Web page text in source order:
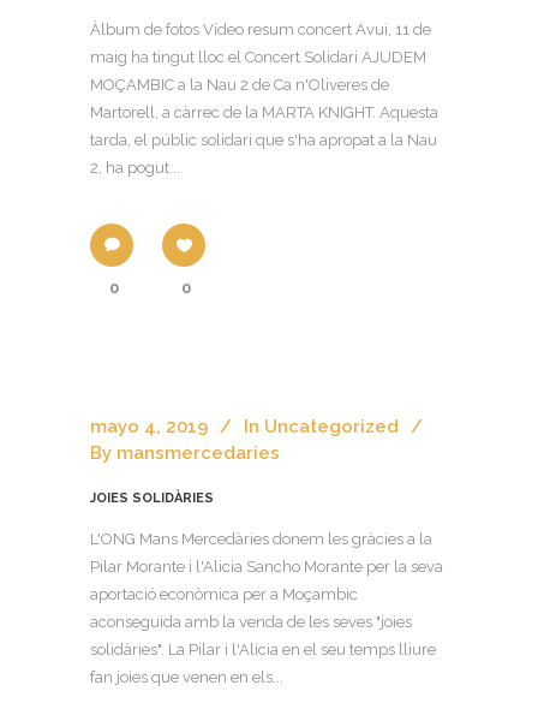
Àlbum de fotos Vídeo resum concert Avui, 11 de
maig ha tingut lloc el Concert Solidari AJUDEM
MOÇAMBIC a la Nau 2 de Ca n'Oliveres de
Martorell, a càrrec de la MARTA KNIGHT. Aquesta
tarda, el públic solidari que s'ha apropat a la Nau
2, ha pogut...
0 0
mayo 4, 2019 In Uncategorized
By mansmercedaries
JOIES SOLIDÀRIES
L'ONG Mans Mercedàries donem les gràcies a la
Pilar Morante i l'Alicia Sancho Morante per la seva
aportació econòmica per a Moçambic
aconseguida amb la venda de les seves "joies
solidàries". La Pilar i l'Alícia en el seu temps lliure
fan joies que venen en els...